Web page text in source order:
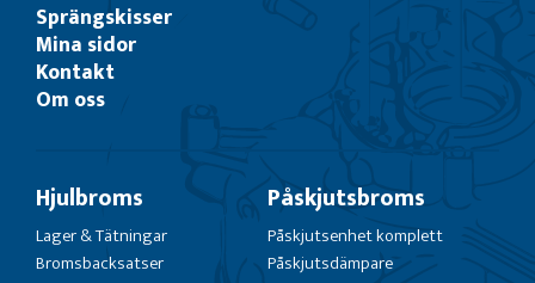
Sprängskisser
Mina sidor
Kontakt
Om oss
Hjulbroms
Lager & Tätningar
Bromsbacksatser
Påskjutsbroms
Påskjutsenhet komplett
Påskjutsdämpare